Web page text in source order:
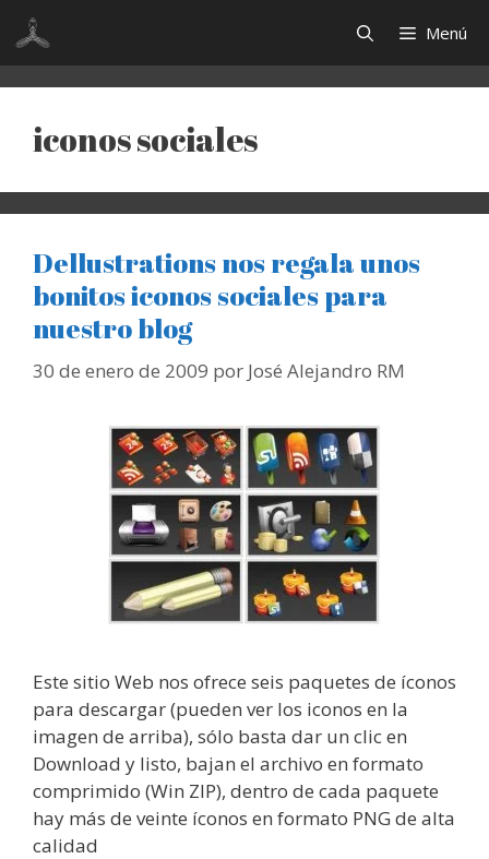
Saltar
contenido
Menú
iconos sociales
Dellustrations nos regala unos
bonitos iconos sociales para
nuestro blog
30 de enero de 2009 por José Alejandro RM
Este sitio Web nos ofrece seis paquetes de íconos
para descargar (pueden ver los iconos en la
imagen de arriba), sólo basta dar un clic en
Download y listo, bajan el archivo en formato
comprimido (Win ZIP), dentro de cada paquete
hay más de veinte íconos en formato PNG de alta
calidad